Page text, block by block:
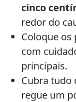
cinco
redor do
Coloque os
com
principais.
Cubra tudo
regue um